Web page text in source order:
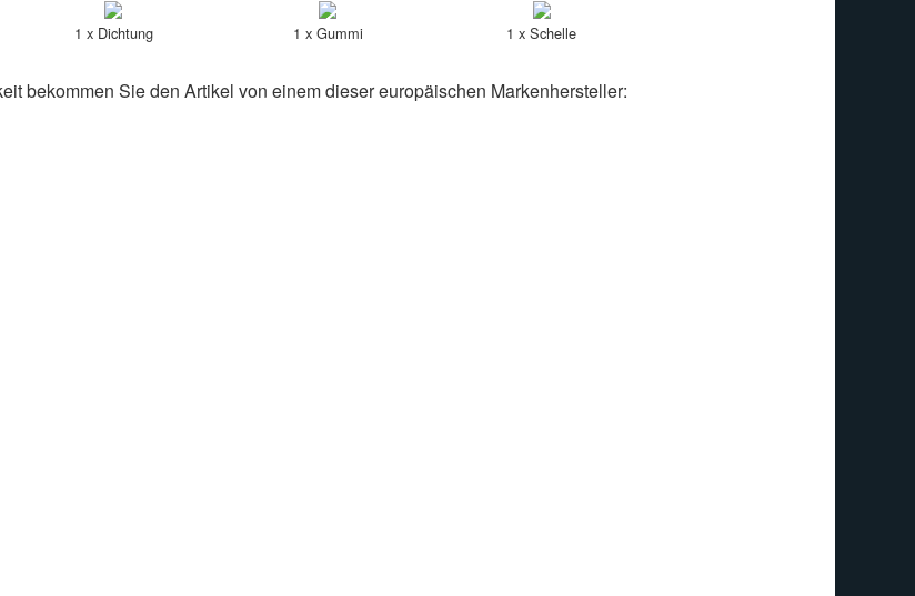
1 x Dichtung 1 x Gummi 1 x Schelle
bekommen Sie den Artikel von einem dieser europäischen Markenhersteller: